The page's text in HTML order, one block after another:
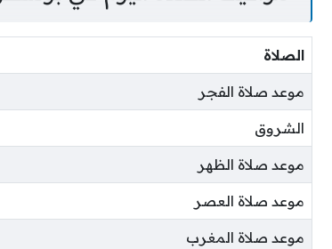
الصلاة
موعد صلاة الفجر
الشروق
موعد صلاة الظهر
موعد صلاة العصر
موعد صلاة المغرب